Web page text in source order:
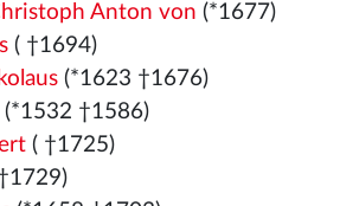
Anton von (*1677)
( †1694)
(*1623 †1676)
†1586)
( †1725)